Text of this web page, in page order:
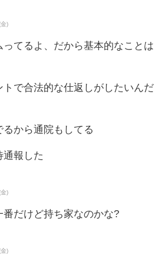
)
てるよ、だから基本的なことは
トで合法的な仕返しがしたいんだ
から通院もしてる
通報した
)
だけど持ち家なのかな?
)